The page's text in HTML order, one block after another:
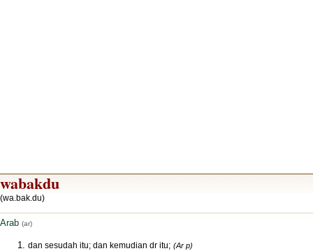
wabakdu
(wa.bak.du)
Arab (ar)
dan sesudah itu; dan kemudian dr itu; (Ar p)